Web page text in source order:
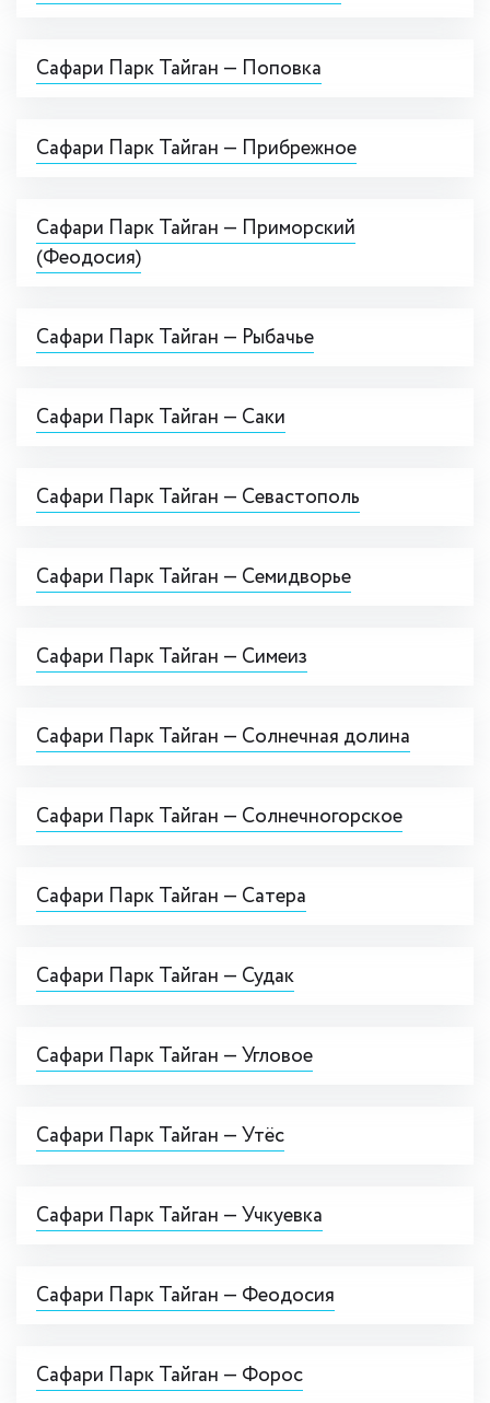
Сафари Парк Тайган — Поповка
Сафари Парк Тайган — Прибрежное
Сафари Парк Тайган — Приморский
(Феодосия)
Сафари Парк Тайган — Рыбачье
Сафари Парк Тайган — Саки
Сафари Парк Тайган — Севастополь
Сафари Парк Тайган — Семидворье
Сафари Парк Тайган — Симеиз
Сафари Парк Тайган — Солнечная долина
Сафари Парк Тайган — Солнечногорское
Сафари Парк Тайган — Сатера
Сафари Парк Тайган — Судак
Сафари Парк Тайган — Угловое
Сафари Парк Тайган — Утёс
Сафари Парк Тайган — Учкуевка
Сафари Парк Тайган — Феодосия
Сафари Парк Тайган — Форос